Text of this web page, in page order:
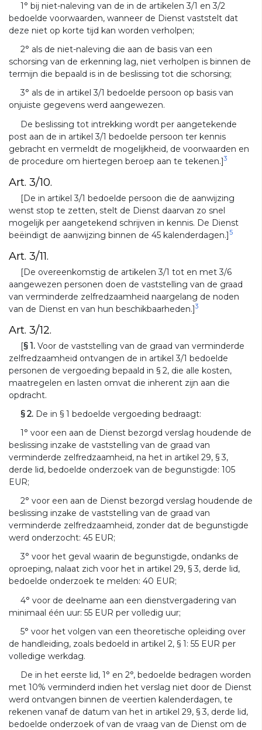
1° bij niet-naleving van de in de artikelen 3/1 en 3/2
bedoelde voorwaarden, wanneer de Dienst vaststelt dat
deze niet op korte tijd kan worden verholpen;
2° als de niet-naleving die aan de basis van een
schorsing van de erkenning lag, niet verholpen is binnen de
termijn die bepaald is in de beslissing tot die schorsing;
3° als de in artikel 3/1 bedoelde persoon op basis van
onjuiste gegevens werd aangewezen.
De beslissing tot intrekking wordt per aangetekende
post aan de in artikel 3/1 bedoelde persoon ter kennis
gebracht en vermeldt de mogelijkheid, de voorwaarden en
de procedure om hiertegen beroep aan te tekenen.]3
Art. 3/10.
[De in artikel 3/1 bedoelde persoon die de aanwijzing
wenst stop te zetten, stelt de Dienst daarvan zo snel
mogelijk per aangetekend schrijven in kennis. De Dienst
beëindigt de aanwijzing binnen de 45 kalenderdagen.]5
Art. 3/11.
[De overeenkomstig de artikelen 3/1 tot en met 3/6
aangewezen personen doen de vaststelling van de graad
van verminderde zelfredzaamheid naargelang de noden
van de Dienst en van hun beschikbaarheden.]3
Art. 3/12.
[§ 1. Voor de vaststelling van de graad van verminderde
zelfredzaamheid ontvangen de in artikel 3/1 bedoelde
personen de vergoeding bepaald in § 2, die alle kosten,
maatregelen en lasten omvat die inherent zijn aan die
opdracht.
§ 2. De in § 1 bedoelde vergoeding bedraagt:
1° voor een aan de Dienst bezorgd verslag houdende de
beslissing inzake de vaststelling van de graad van
verminderde zelfredzaamheid, na het in artikel 29, § 3,
derde lid, bedoelde onderzoek van de begunstigde: 105
EUR;
2° voor een aan de Dienst bezorgd verslag houdende de
beslissing inzake de vaststelling van de graad van
verminderde zelfredzaamheid, zonder dat de begunstigde
werd onderzocht: 45 EUR;
3° voor het geval waarin de begunstigde, ondanks de
oproeping, nalaat zich voor het in artikel 29, § 3, derde lid,
bedoelde onderzoek te melden: 40 EUR;
4° voor de deelname aan een dienstvergadering van
minimaal één uur: 55 EUR per volledig uur;
5° voor het volgen van een theoretische opleiding over
de handleiding, zoals bedoeld in artikel 2, § 1: 55 EUR per
volledige werkdag.
De in het eerste lid, 1° en 2°, bedoelde bedragen worden
met 10% verminderd indien het verslag niet door de Dienst
werd ontvangen binnen de veertien kalenderdagen, te
rekenen vanaf de datum van het in artikel 29, § 3, derde lid,
bedoelde onderzoek of van de vraag van de Dienst om de